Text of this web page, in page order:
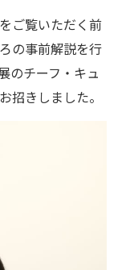
ご覧いただく前
の事前解説を行
のチーフ・キュ
招きしました。